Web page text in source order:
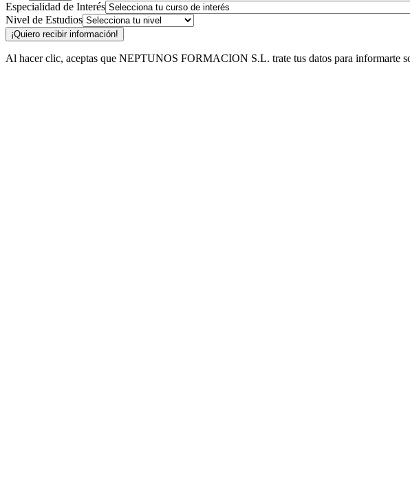
Especialidad de Interés
Nivel de Estudios
¡Quiero recibir información!
Al hacer clic, aceptas que NEPTUNOS FORMACION S.L. trate tus datos para informarte